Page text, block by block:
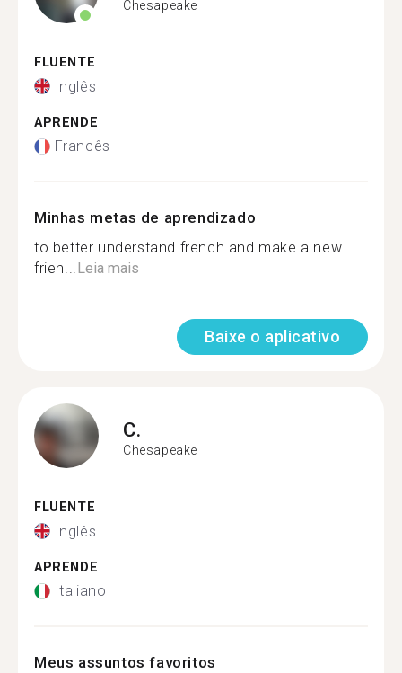
Chesapeake
FLUENTE
Inglês
APRENDE
Francês
Minhas metas de aprendizado
to better understand french and make a new
frien...Leia mais
Baixe o aplicativo
C.
Chesapeake
FLUENTE
Inglês
APRENDE
Italiano
Meus assuntos favoritos